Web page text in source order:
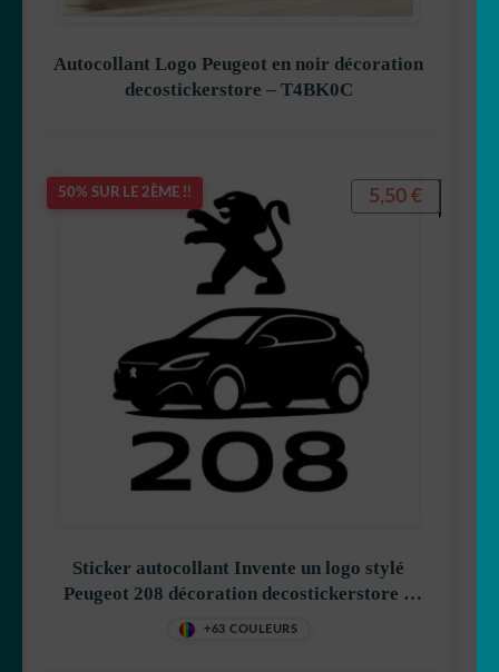
Autocollant Logo Peugeot en noir décoration
decostickerstore – T4BK0C
50% SUR LE 2ÈME !!
Sticker autocollant Invente un logo stylé
Peugeot 208 décoration decostickerstore –
14D49E
+63 COULEURS
5,50 €